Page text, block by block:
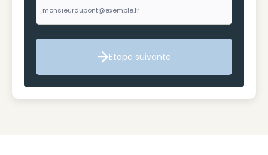
Etape suivante
Etape suivante